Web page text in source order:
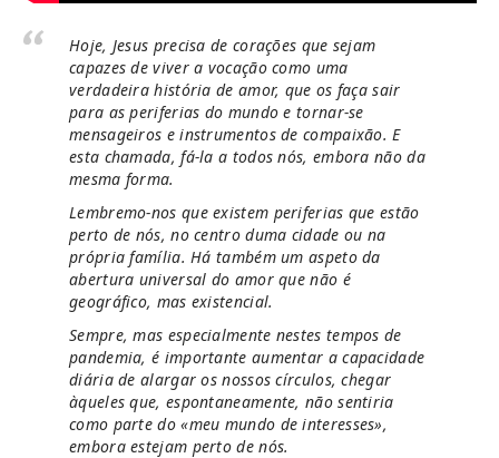
Hoje, Jesus precisa de corações que sejam
capazes de viver a vocação como uma
verdadeira história de amor, que os faça sair
para as periferias do mundo e tornar-se
mensageiros e instrumentos de compaixão. E
esta chamada, fá-la a todos nós, embora não da
mesma forma.
Lembremo-nos que existem periferias que estão
perto de nós, no centro duma cidade ou na
própria família. Há também um aspeto da
abertura universal do amor que não é
geográfico, mas existencial.
Sempre, mas especialmente nestes tempos de
pandemia, é importante aumentar a capacidade
diária de alargar os nossos círculos, chegar
àqueles que, espontaneamente, não sentiria
como parte do «meu mundo de interesses»,
embora estejam perto de nós.